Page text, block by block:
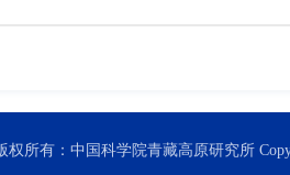
权所有：中国科学院青藏高原研究所